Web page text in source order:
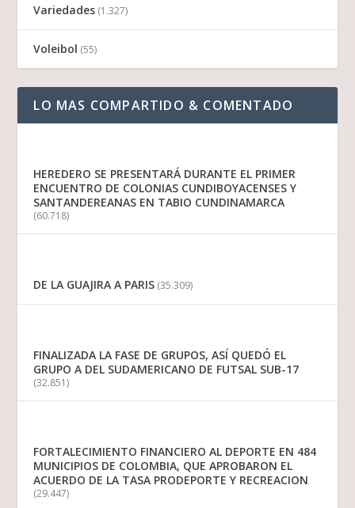
Variedades (1.327)
Voleibol (55)
LO MAS COMPARTIDO & COMENTADO
HEREDERO SE PRESENTARÁ DURANTE EL PRIMER
ENCUENTRO DE COLONIAS CUNDIBOYACENSES Y
SANTANDEREANAS EN TABIO CUNDINAMARCA
(60.718)
DE LA GUAJIRA A PARIS (35.309)
FINALIZADA LA FASE DE GRUPOS, ASÍ QUEDÓ EL
GRUPO A DEL SUDAMERICANO DE FUTSAL SUB-17
(32.851)
FORTALECIMIENTO FINANCIERO AL DEPORTE EN 484
MUNICIPIOS DE COLOMBIA, QUE APROBARON EL
ACUERDO DE LA TASA PRODEPORTE Y RECREACION
(29.447)